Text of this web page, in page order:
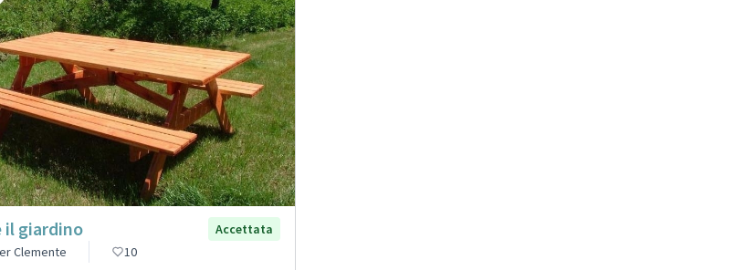
il giardino
Accettata
Clemente
10